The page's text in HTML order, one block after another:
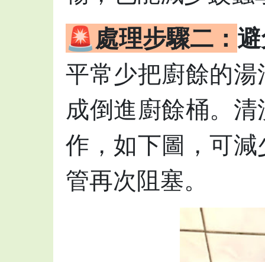
🚨處理步驟二：
平常少把廚餘的
成倒進廚餘桶。
作，如下圖，可
管再次阻塞。